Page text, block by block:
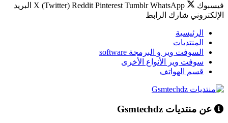
فيسبوك
X (Twitter) Reddit Pinterest Tumblr WhatsApp
البريد
الإلكتروني شارك الرابط
الرئيسية
المنتديات
السوفت وير و البرمجة software
سوفت وير الأنواع الأخرى
قسم الهواتف
عن منتديات Gsmtechdz